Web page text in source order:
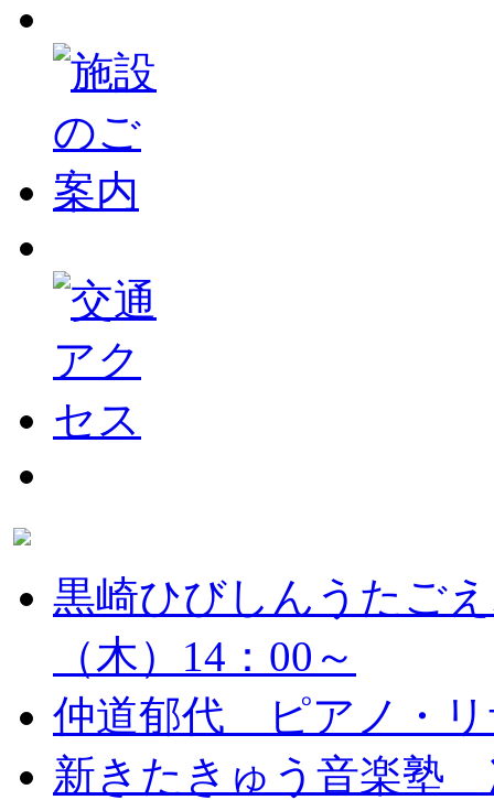
黒崎ひびしんうたご
（木）14：00～
仲道郁代 ピアノ・リ
新きたきゅう音楽塾